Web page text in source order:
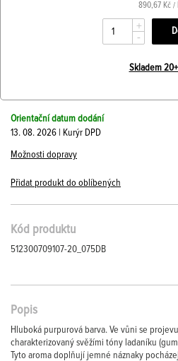
890,67 Kč / l
+
-
Skladem
Orientační datum dodání
13. 08. 2026 | Kurýr DPD
Možnosti dopravy
Přidat produkt do oblíbených
Kód produktu
512300709107-20_075DB
Popis
Hluboká purpurová barva. Ve vůni se
charakterizovaný svěžími tóny ladaníku
Tyto aroma doplňují jemné náznaky